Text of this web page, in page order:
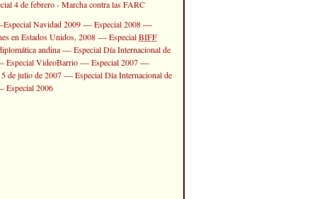
Especial Navidad 2009—Especial 2008—
en Estados Unidos, 2008—EspecialBIFF
andina—Especial Día Internacional de
Especial VideoBarrio—Especial 2007—
de julio de 2007—Especial Día Internacional de
Especial 2006